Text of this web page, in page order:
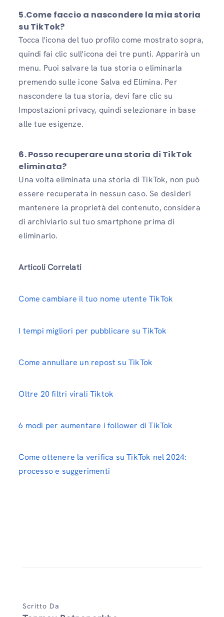
5.Come faccio a nascondere la mia storia
su TikTok?
Tocca l'icona del tuo profilo come mostrato sopra,
quindi fai clic sull'icona dei tre punti. Apparirà un
menu. Puoi salvare la tua storia o eliminarla
premendo sulle icone Salva ed Elimina. Per
nascondere la tua storia, devi fare clic su
Impostazioni privacy, quindi selezionare in base
alle tue esigenze.
6. Posso recuperare una storia di TikTok
eliminata?
Una volta eliminata una storia di TikTok, non può
essere recuperata in nessun caso. Se desideri
mantenere la proprietà del contenuto, considera
di archiviarlo sul tuo smartphone prima di
eliminarlo.
Articoli Correlati
Come cambiare il tuo nome utente TikTok
I tempi migliori per pubblicare su TikTok
Come annullare un repost su TikTok
Oltre 20 filtri virali Tiktok
6 modi per aumentare i follower di TikTok
Come ottenere la verifica su TikTok nel 2024:
processo e suggerimenti
Scritto Da